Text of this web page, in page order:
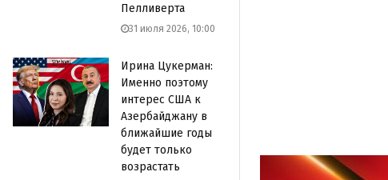
Пелливерта
31 июля 2026, 10:00
Ирина Цукерман:
Именно поэтому
интерес США к
Азербайджану в
ближайшие годы
будет только
возрастать